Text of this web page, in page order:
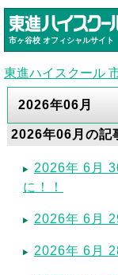
市ヶ谷校 オフィシャルサイト
東進ハイスクール
2026年06月
2026年06月の記
2026年 6月
に！！
2026年 6月
2026年 6月